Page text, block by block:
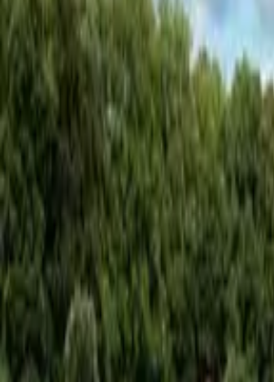
Trova una città